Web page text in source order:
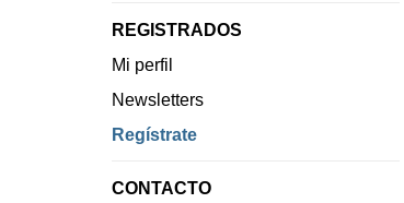
REGISTRADOS
Mi perfil
Newsletters
Regístrate
CONTACTO